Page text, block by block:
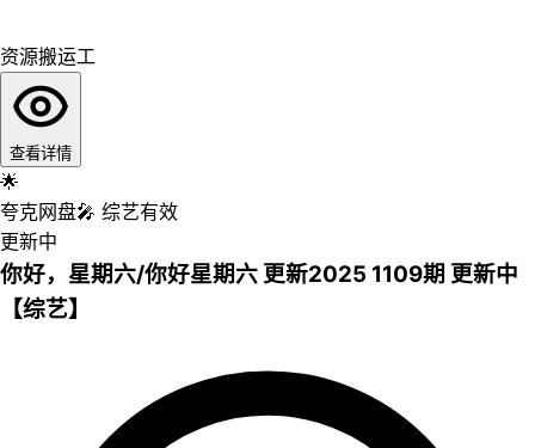
资源搬运工
查看详情
🌟
夸克网盘🎤 综艺有效
更新中
你好，星期六/你好星期六 更新2025 1109期 更新中
【综艺】